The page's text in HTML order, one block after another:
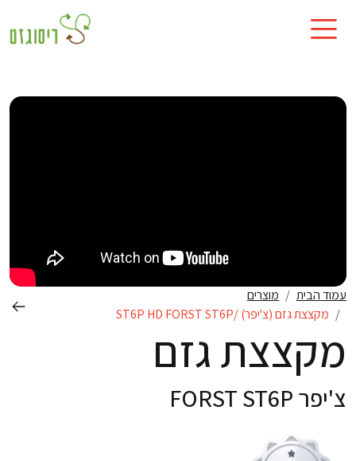
עמוד הבית
מוצרים
מקצצת גזם (צ'יפר) /ST6P HD FORST ST6P
מקצצת גזם
צ'יפר FORST ST6P